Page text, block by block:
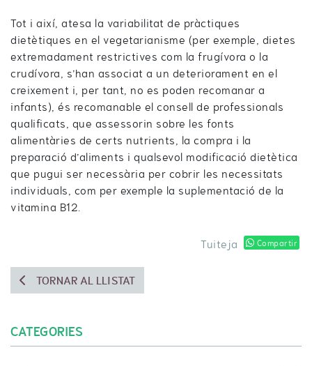
Tot i així, atesa la variabilitat de pràctiques
dietètiques en el vegetarianisme (per exemple, dietes
extremadament restrictives com la frugívora o la
crudívora, s’han associat a un deteriorament en el
creixement i, per tant, no es poden recomanar a
infants), és recomanable el consell de professionals
qualificats, que assessorin sobre les fonts
alimentàries de certs nutrients, la compra i la
preparació d’aliments i qualsevol modificació dietètica
que pugui ser necessària per cobrir les necessitats
individuals, com per exemple la suplementació de la
vitamina B12.
Tuiteja
Compartir
TORNAR AL LLISTAT
CATEGORIES